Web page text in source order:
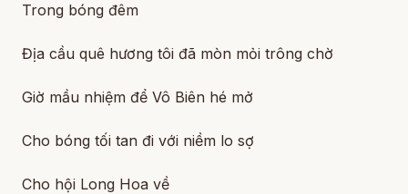
Trong bóng đêm
Địa cầu quê hương tôi đã mòn mỏi trông chờ
Giờ mầu nhiệm để Vô Biên hé mở
Cho bóng tối tan đi với niềm lo sợ
Cho hội Long Hoa về